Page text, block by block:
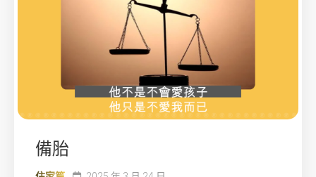
備胎